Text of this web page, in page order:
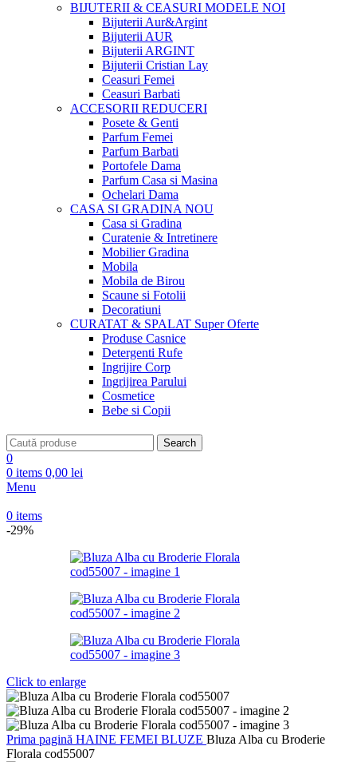
BIJUTERII & CEASURI MODELE NOI
Bijuterii Aur&Argint
Bijuterii AUR
Bijuterii ARGINT
Bijuterii Cristian Lay
Ceasuri Femei
Ceasuri Barbati
ACCESORII REDUCERI
Posete & Genti
Parfum Femei
Parfum Barbati
Portofele Dama
Parfum Casa si Masina
Ochelari Dama
CASA SI GRADINANOU
Casa si Gradina
Curatenie & Intretinere
Mobilier Gradina
Mobila
Mobila de Birou
Scaune si Fotolii
Decoratiuni
CURATAT & SPALAT Super Oferte
Produse Casnice
Detergenti Rufe
Ingrijire Corp
Ingrijirea Parului
Cosmetice
Bebe si Copii
Search
0
0 items 0,00 lei
Menu
0 items
-29%
Click to enlarge
Prima pagină HAINE FEMEI BLUZE Bluza Alba cu Broderie
Florala cod55007